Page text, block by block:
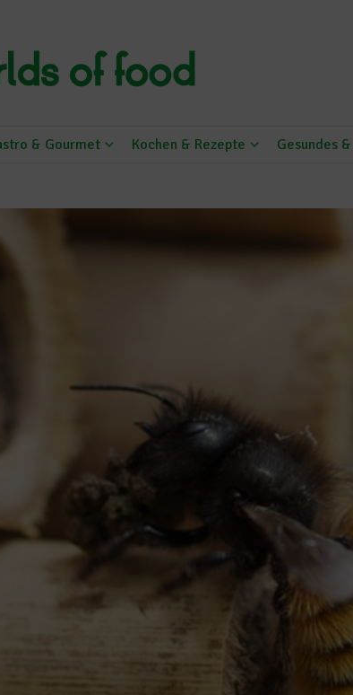
& Gourmet Kochen & Rezepte Gesundes